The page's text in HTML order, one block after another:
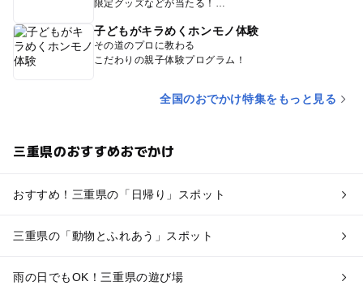
限定グッズなどが当たる！
子どもがキラめくホンモノ体験
その道のプロに教わる
こだわりの親子体験プログラム！
全国のおでかけ特集をもっと見る
三重県のおすすめおでかけ
おすすめ！三重県の「日帰り」スポット
三重県の「動物とふれあう」スポット
雨の日でもOK！三重県の遊び場